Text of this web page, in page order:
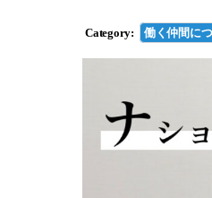
Category: 働く仲間に